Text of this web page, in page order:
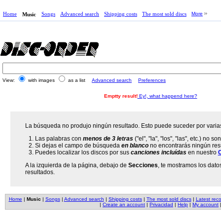
Home Music Songs Advanced search Shipping costs The most sold discs More
View: with images as a list Advanced search Preferences
Emptty result!Ey!, what happend here?
La búsqueda no produjo ningún resultado. Esto puede suceder por
Las palabras con menos de 3 letras("el", "la", "los", "las", etc.) no
Si dejas el campo de búsqueda en blancono encontrarás ningún
Puedes localizar los discos por sus canciones incluídasen nuestro
A la izquierda de la página, debajo de Secciones, te mostramos los
resultados.
Home | Music | Songs| Advanced search | Shipping costs| The most sold discs| Latest
| Create an account | Privacidad | Help | My account